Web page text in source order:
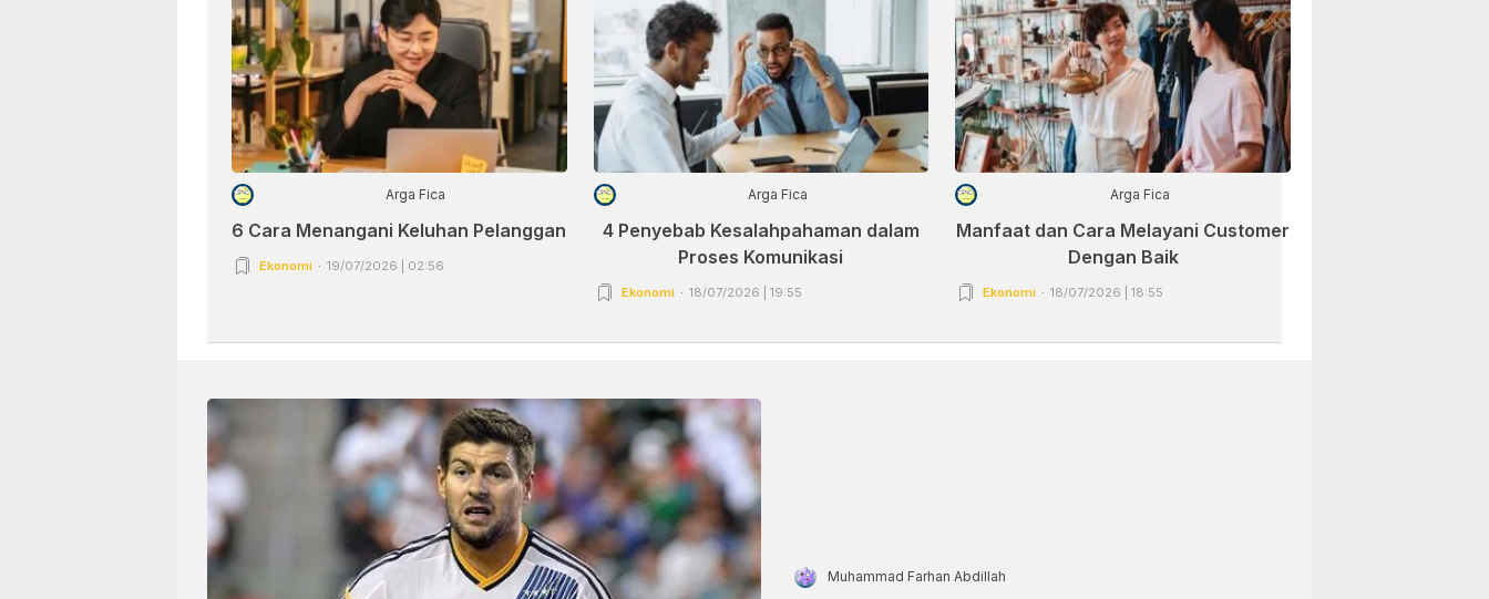
Arga Fica
6 Cara Menangani Keluhan Pelanggan
Ekonomi 19/07/2026 | 02:56
Arga Fica
4 Penyebab Kesalahpahaman dalam
Proses Komunikasi
Ekonomi 18/07/2026 | 19:55
Arga Fica
Manfaat dan Cara Melayani Customer
Dengan Baik
Ekonomi 18/07/2026 | 18:55
Muhammad Farhan Abdillah